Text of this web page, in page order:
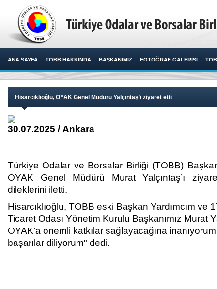
ANA SAYFA TOBB HAKKINDA BAŞKANIMIZ FOTOĞRAF GALERİSİ
Hisarcıklıoğlu, OYAK Genel Müdürü Yalçıntaş’ı ziyaret etti
30.07.2025 / Ankara
Türkiye Odalar ve Borsalar Birliği (TOBB)
OYAK Genel Müdürü Murat Yalçıntaş’ı
dileklerini iletti. ​
Hisarcıklıoğlu, TOBB eski Başkan Yardımcım ve
Ticaret Odası Yönetim Kurulu Başkanımız Murat
OYAK’a önemli katkılar sağlayacağına
başarılar diliyorum" dedi.